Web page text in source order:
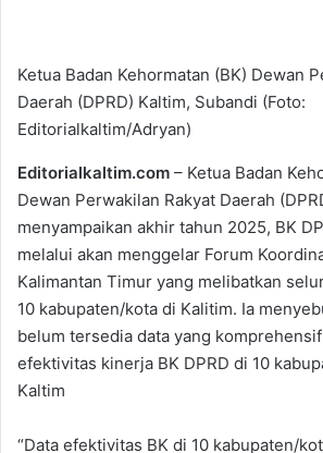
Ketua Badan Kehormatan (BK) Dewan
Daerah (DPRD) Kaltim, Subandi (Foto:
Editorialkaltim/Adryan)
Editorialkaltim.com – Ketua Badan
Dewan Perwakilan Rakyat Daerah
menyampaikan akhir tahun 2025, BK
melalui akan menggelar Forum
Kalimantan Timur yang melibatkan
10 kabupaten/kota di Kalitim. Ia
belum tersedia data yang
efektivitas kinerja BK DPRD di 10
Kaltim
“Data efektivitas BK di 10 kabupaten/